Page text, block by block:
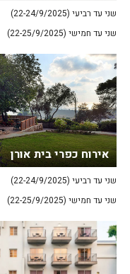
שני עד רביעי (22-24/9/2025)
שני עד חמישי (22-25/9/2025)
אירוח כפרי בית אורן
שני עד רביעי (22-24/9/2025)
שני עד חמישי (22-25/9/2025)